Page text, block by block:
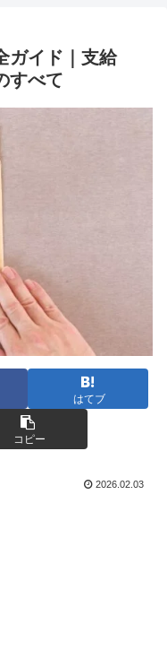
ガイド｜支給
すべて
はてブ
コピー
2026.02.03